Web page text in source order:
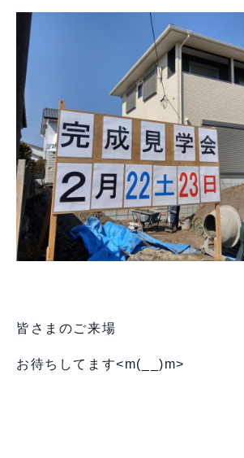
皆さまのご来場
お待ちしてます<m(__)m>